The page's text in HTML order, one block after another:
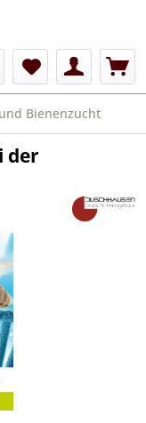
Bienenzucht
der